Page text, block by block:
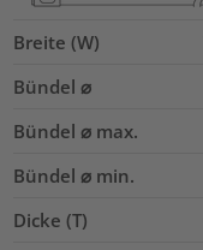
Breite (W)
Bündel ⌀
Bündel ⌀ max.
Bündel ⌀ min.
Dicke (T)